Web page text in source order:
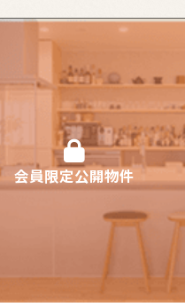
会員限定公開物件